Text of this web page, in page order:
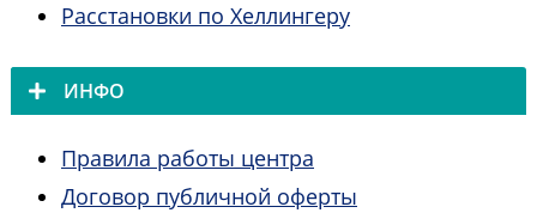
Расстановки по Хеллингеру
ИНФО
Правила работы центра
Договор публичной оферты